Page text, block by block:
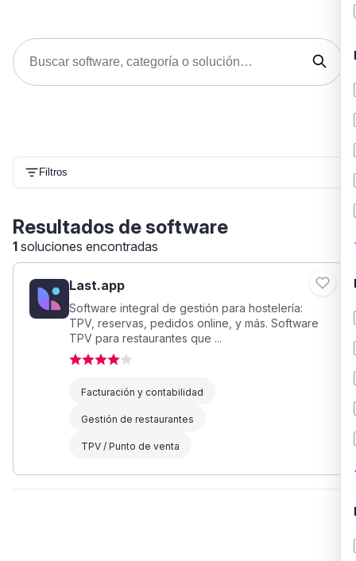
Filtros
Resultados de software
1 soluciones encontradas
Last.app
Software integral de gestión para hostelería:
TPV, reservas, pedidos online, y más. Software
TPV para restaurantes que ...
Facturación y contabilidad
Gestión de restaurantes
TPV / Punto de venta